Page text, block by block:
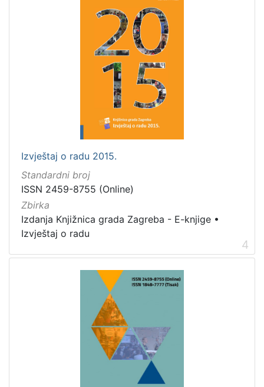
Izvještaj o radu 2015.
Standardni broj
ISSN 2459-8755 (Online)
Zbirka
Izdanja Knjižnica grada Zagreba - E-knjige •
Izvještaj o radu
4